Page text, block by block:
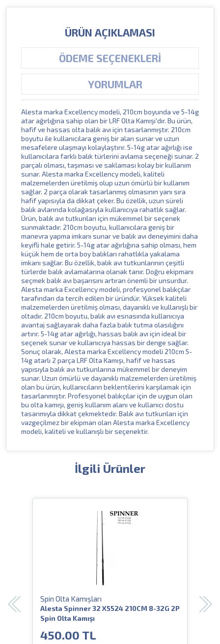
ÜRÜN AÇIKLAMASI
ÖDEME SEÇENEKLERI
YORUMLAR
Alesta marka Excellency modeli, 210cm boyunda ve 5-14g
atar ağırlığına sahip olan bir LRF Olta Kamışı'dır. Bu ürün,
hafif ve hassas olta balık avı için tasarlanmıştır. 210cm
boyutu ile kullanıcılara geniş bir alan sunar ve uzun
mesafelere ulaşmayı kolaylaştırır. 5-14g atar ağırlığı ise
kullanıcılara farklı balık türlerini avlama seçeneği sunar. 2
parçalı olması, taşıması ve saklaması kolay bir kullanım
sunar. Alesta marka Excellency modeli, kaliteli
malzemelerden üretilmiş olup uzun ömürlü bir kullanım
sağlar. 2 parça olarak tasarlanmış olmasının yanı sıra
hafif yapısıyla da dikkat çeker. Bu özellik, uzun süreli
balık avlarında kolağasıyla kullanıcıya rahatlık sağlar.
Ürün, balık avı tutkunları için mükemmel bir seçenek
sunmaktadır. 210cm boyutu, kullanıcılara geniş bir
manevra yapma imkanı sunar ve balık avı deneyimini daha
keyifli hale getirir. 5-14g atar ağırlığına sahip olması, hem
küçük hem de orta boy balıkları rahatlıkla yakalama
imkanı sağlar. Bu özellik, balık avı tutkunlarının çeşitli
türlerde balık avlamalarına olanak tanır. Doğru ekipmanı
seçmek balık avı başarısını artıran önemli bir unsurdur.
Alesta marka Excellency modeli, profesyonel balıkçılar
tarafından da tercih edilen bir üründür. Yüksek kaliteli
malzemelerden üretilmiş olması, dayanıklı ve kullanışlı bir
oltadır. 210cm boyutu, balık avı esnasında kullanıcıya
avantaj sağlayarak daha fazla balık tutma olasılığını
artırır. 5-14g atar ağırlığı, hassas balık avı için ideal bir
seçenek sunar ve kullanıcıya hassas bir denge sağlar.
Sonuç olarak, Alesta marka Excellency modeli 210cm 5-
14g atarlı 2 parça LRF Olta Kamışı, hafif ve hassas
yapısıyla balık avı tutkunlarına mükemmel bir deneyim
sunar. Uzun ömürlü ve dayanıklı malzemelerden üretilmiş
olan bu ürün, kullanıcıların beklentilerini karşılamak için
tasarlanmıştır. Profesyonel balıkçılar için de uygun olan
bu olta kamışı, geniş kullanım alanı ve kullanıcı dostu
tasarımıyla dikkat çekmektedir. Balık avı tutkunları için
vazgeçilmez bir ekipman olan Alesta marka Excellency
modeli, kaliteli ve kullanışlı bir seçenektir.
İlgili Ürünler
Spin Olta Kamışları
Alesta Spinner 32 X5524 210CM 8-32G 2P
Spin Olta Kamışı
450.00 TL